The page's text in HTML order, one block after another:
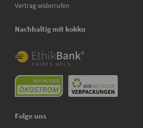
Vertrag widerrufen
Nachhaltig mit kokku
Folge uns